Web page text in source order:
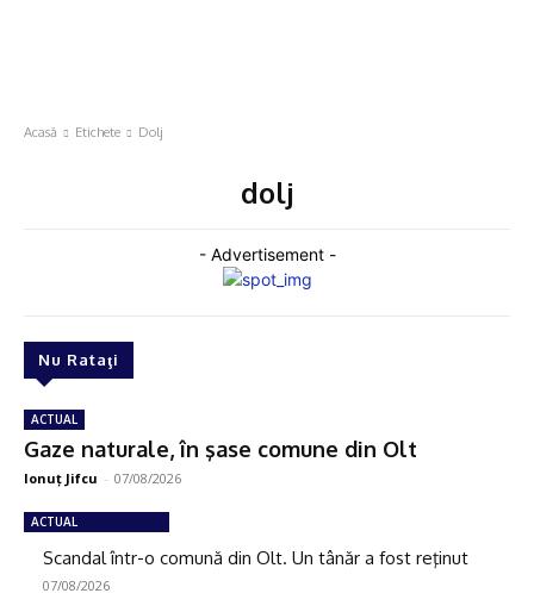
Acasă Etichete Dolj
dolj
- Advertisement -
Nu Rataţi
ACTUAL
Gaze naturale, în şase comune din Olt
Ionuţ Jifcu - 07/08/2026
ACTUAL
Scandal într-o comună din Olt. Un tânăr a fost reţinut
07/08/2026